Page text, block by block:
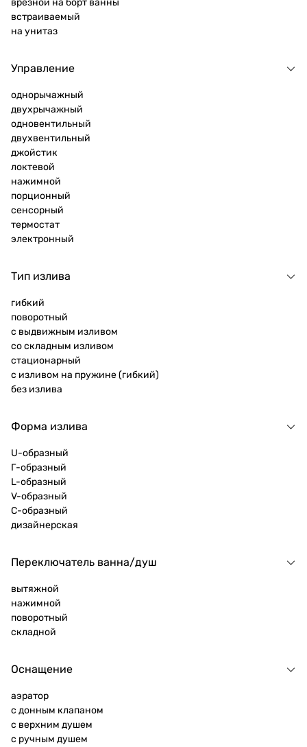
врезной на борт ванны
встраиваемый
на унитаз
Управление
однорычажный
двухрычажный
одновентильный
двухвентильный
джойстик
локтевой
нажимной
порционный
сенсорный
термостат
электронный
Тип излива
гибкий
поворотный
с выдвижным изливом
со складным изливом
стационарный
с изливом на пружине (гибкий)
без излива
Форма излива
U-образный
Г-образный
L-образный
V-образный
C-образный
дизайнерская
Переключатель ванна/душ
вытяжной
нажимной
поворотный
складной
Оснащение
аэратор
с донным клапаном
с верхним душем
с ручным душем